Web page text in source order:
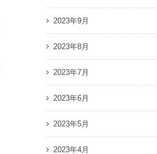
2023年9月
2023年8月
2023年7月
2023年6月
2023年5月
2023年4月